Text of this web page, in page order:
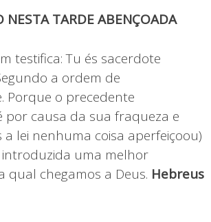
NESTA TARDE ABENÇOADA
testifica: Tu és sacerdote
a ordem de
Porque o precedente
por causa da sua fraqueza e
a lei nenhuma coisa aperfeiçoou)
uma melhor
qual chegamos a Deus. Hebreus